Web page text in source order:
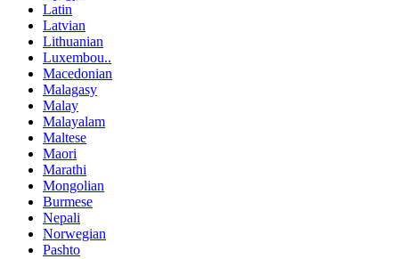
Latin
Latvian
Lithuanian
Luxembou..
Macedonian
Malagasy
Malay
Malayalam
Maltese
Maori
Marathi
Mongolian
Burmese
Nepali
Norwegian
Pashto